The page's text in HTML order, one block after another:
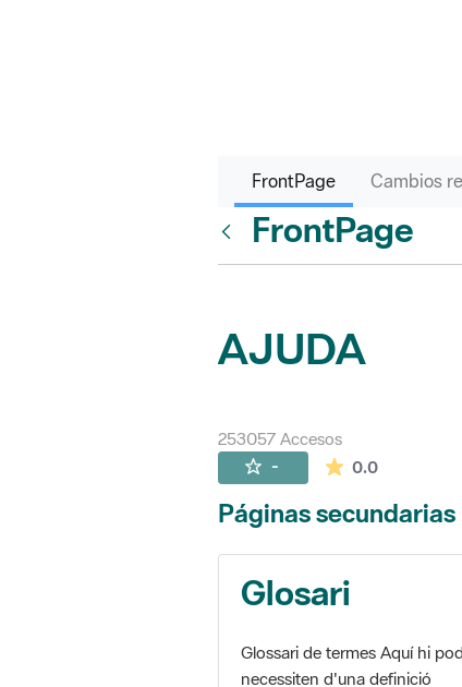
FrontPage Cambios
FrontPage
AJUDA
253057 Accesos
- 0.0La
Páginas
Glosari
Glossari de termes Aquí hi
necessiten d'una definició